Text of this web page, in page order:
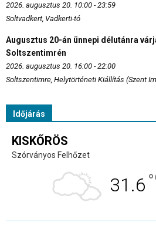
2026. augusztus 20. 10:00 - 23:59
Soltvadkert, Vadkerti-tó
Augusztus 20-án ünnepi délutánra
Soltszentimrén
2026. augusztus 20. 16:00 - 22:00
Soltszentimre, Helytörténeti Kiállítás (Szent
Időjárás
KISKŐRÖS
Szórványos Felhőzet
31.6 °